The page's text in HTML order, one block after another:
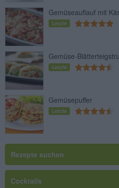
Gemüseauflauf mit
Leicht
Gemüse-
Leicht
Gemüsepuffer
Leicht
Rezepte suchen
Cocktails